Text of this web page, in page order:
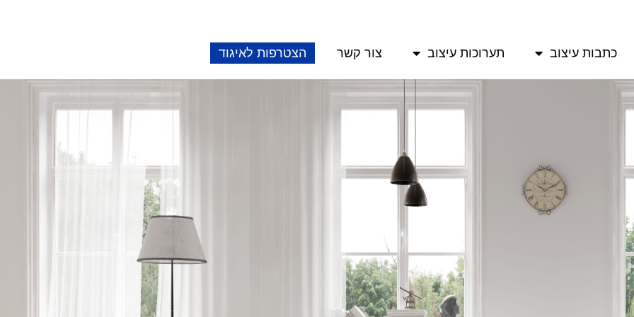
כתבות עיצוב תערוכות עיצוב צור קשר הצטרפות לאיגוד
עיצוב הצטרפות לאיגוד עיצוב הצטרפות לאיגוד